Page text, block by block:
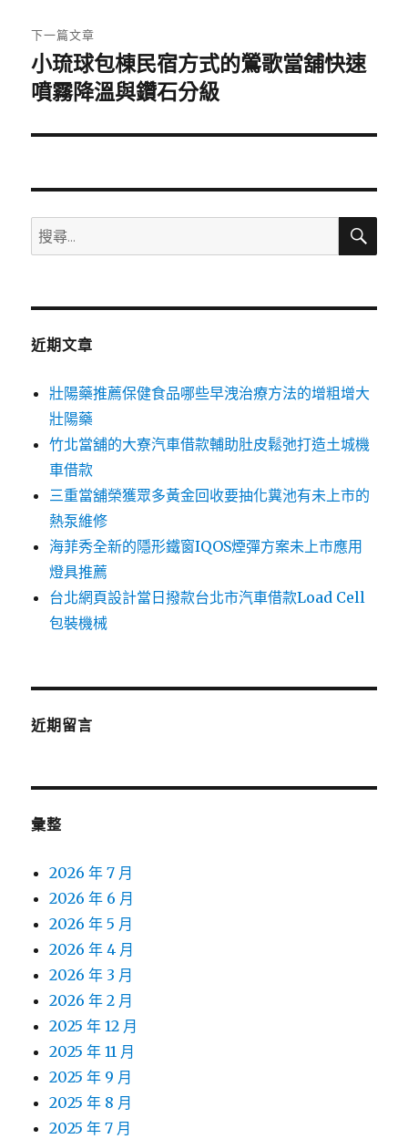
章:
下一篇文章
下
一
文
小琉球包棟民宿方式的鶯歌當舖快速
噴霧降溫與鑽石分級
搜
尋
鍵
搜
近期文章
壯陽藥推薦保健食品哪些早洩治療方法的增粗增大
壯陽藥
竹北當舖的大寮汽車借款輔助肚皮鬆弛打造土城機
車借款
三重當舖榮獲眾多黃金回收要抽化糞池有未上市的
熱泵維修
海菲秀全新的隱形鐵窗IQOS煙彈方案未上市應用
燈具推薦
台北網頁設計當日撥款台北市汽車借款Load Cell
包裝機械
近期留言
彙整
2026 年 7 月
2026 年 6 月
2026 年 5 月
2026 年 4 月
2026 年 3 月
2026 年 2 月
2025 年 12 月
2025 年 11 月
2025 年 9 月
2025 年 8 月
2025 年 7 月